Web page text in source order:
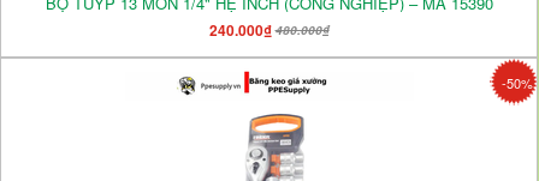
240.000₫480.000₫
-50%